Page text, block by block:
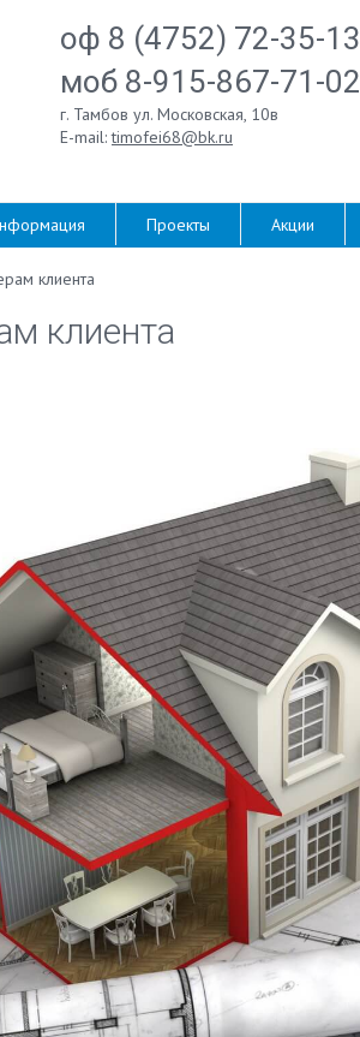
оф 8 (4752) 72-35-13
моб 8-915-867-71-02
г. Тамбов ул. Московская, 10в
E-mail:timofei68@bk.ru
Проекты Акции
клиента
клиента